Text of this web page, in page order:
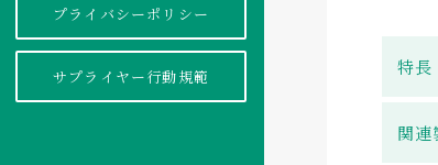
プライバシーポリシー
サプライヤー行動規範 特長
関連